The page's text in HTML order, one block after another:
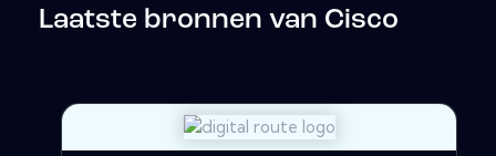
Laatste bronnen van Cisco